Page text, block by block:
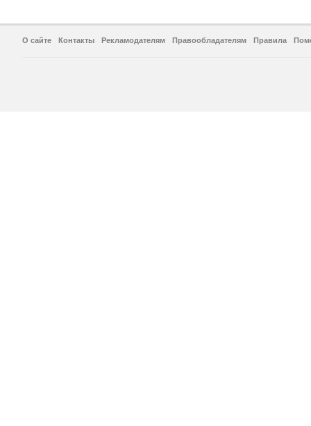
О сайте Контакты Рекламодателям Правообладателям Правила